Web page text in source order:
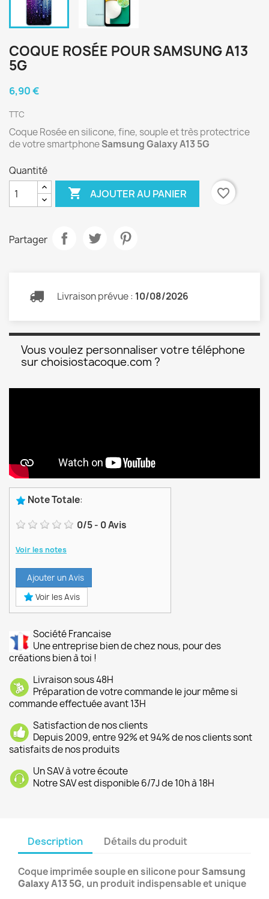
COQUE ROSÉE POUR SAMSUNG A13
5G
6,90 €
TTC
Coque Rosée en silicone, fine, souple et très protectrice
de votre smartphoneSamsung Galaxy A13 5G
Quantité
 AJOUTER AU PANIER favorite_border
Partager
Livraison prévue : 10/08/2026
Vous voulez personnaliser votre téléphone
sur choisiostacoque.com ?
Note Totale:
0/5- 0Avis
Voir les notes
Ajouter un Avis
Voir les Avis
Société Francaise
Une entreprise bien de chez nous, pour des
créations bien à toi !
Livraison sous 48H
Préparation de votre commande le jour même si
commande effectuée avant 13H
Satisfaction de nos clients
Depuis 2009, entre 92% et 94% de nos clients sont
satisfaits de nos produits
Un SAV à votre écoute
Notre SAV est disponible 6/7J de 10h à 18H
Description Détails du produit
Coque imprimée souple en silicone pourSamsung
Galaxy A13 5G, un produit indispensable et unique